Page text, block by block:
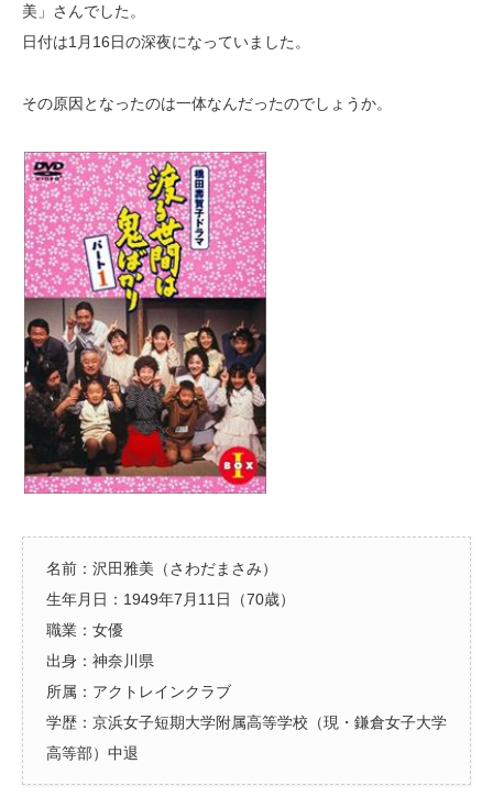
美」さんでした。
日付は1月16日の深夜になっていました。
その原因となったのは一体なんだったのでしょうか。
名前：沢田雅美（さわだまさみ）
生年月日：1949年7月11日（70歳）
職業：女優
出身：神奈川県
所属：アクトレインクラブ
学歴：京浜女子短期大学附属高等学校（現・鎌倉女子大学
高等部）中退